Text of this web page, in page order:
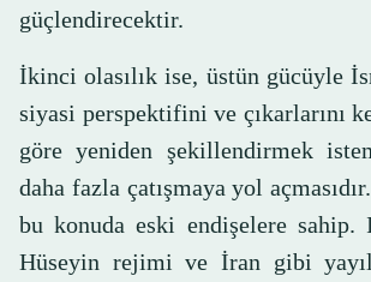
güçlendirecektir.
İkinci olasılık ise, üstün gücüyle
siyasi perspektifini ve çıkarlarını
göre yeniden şekillendirmek
daha fazla çatışmaya yol
bu konuda eski endişelere sahip.
Hüseyin rejimi ve İran gibi